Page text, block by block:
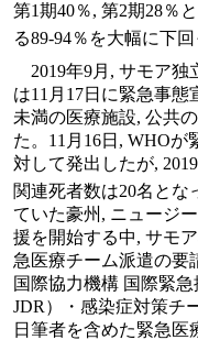
第1期40％, 第2期28％
る89-94％を大幅に下
2019年9月, サモア
は11月17日に緊急事態
未満の医療施設, 公共
た。11月16日, WHO
対して発出したが,
関連死者数は20名とな
ていた豪州, ニュージ
援を開始する中, サモ
急医療チーム派遣の要
国際協力機構 国際緊急
JDR）・感染症対策チ
日筆者を含めた緊急医